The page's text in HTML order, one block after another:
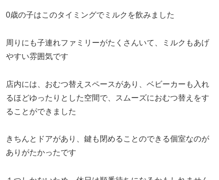
0歳の子はこのタイミングでミルクを飲みました
周りにも子連れファミリーがたくさんいて、ミルクもあげ
やすい雰囲気です
店内には、おむつ替えスペースがあり、ベビーカーも入れ
るほどゆったりとした空間で、スムーズにおむつ替えをす
ることができました
きちんとドアがあり、鍵も閉めることのできる個室なのが
ありがたかったです